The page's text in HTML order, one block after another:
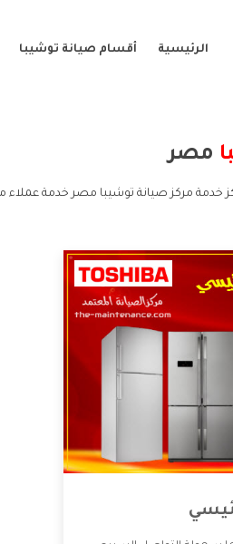
الرئيسية أقسام صيانة توشيبا
مصر
خدمة مركز صيانة توشيبا مصر خدمة عملاء